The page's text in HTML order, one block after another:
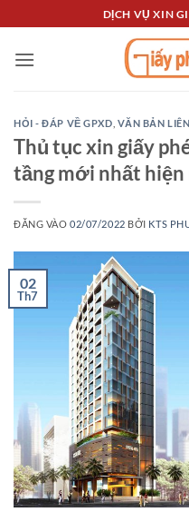
qua
nội
DỊCH VỤ XIN
HỎI - ĐÁP VỀ GPXD VĂN BẢN
Thủ tục xin giấy
tầng mới nhất hiện
ĐĂNG VÀO02/07/2022 BỞI KTS
02
Th7